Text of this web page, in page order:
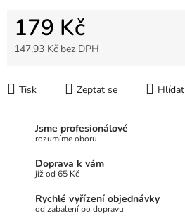
179 Kč
147,93 Kč bez DPH
Tisk
Zeptat se Hlídat
Jsme profesionálové
rozumíme oboru
Doprava k vám
již od 65 Kč
Rychlé vyřízení objednávky
od zabalení po dopravu